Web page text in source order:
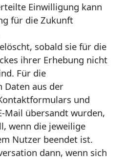
Einwilligung kann
für die Zukunft
sobald sie für die
ihrer Erhebung nicht
Für die
Daten aus der
und
Mail übersandt wurden,
wenn die jeweilige
Nutzer beendet ist.
dann, wenn sich